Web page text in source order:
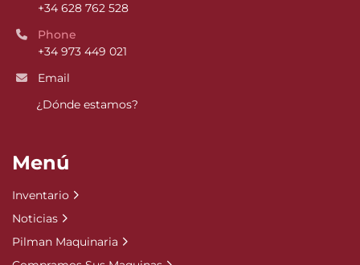
+34 628 762 528
Phone
+34 973 449 021
Email
¿Dónde estamos?
Menú
Inventario
Noticias
Pilman Maquinaria